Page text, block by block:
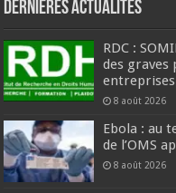
Dernières Actualités
RDC :
des graves
8 août 2026
Ebola : au
de l’OMS
8 août 2026